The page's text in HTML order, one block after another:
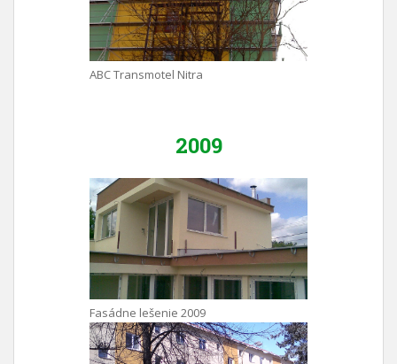
ABC Transmotel Nitra
2009
Fasádne lešenie 2009